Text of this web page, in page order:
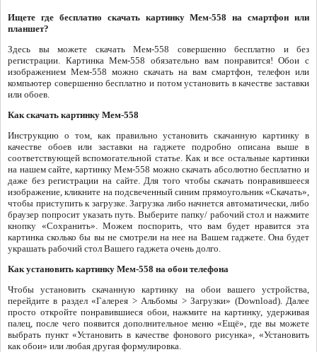
Ищете где бесплатно скачать картинку Мем-558 на смартфон или
планшет?
Здесь вы можете скачать Мем-558 совершенно бесплатно и без
регистрации. Картинка Мем-558 обязательно вам понравится! Обои с
изображением Мем-558 можно скачать на вам смартфон, телефон или
компьютер совершенно бесплатно и потом установить в качестве заставки
или обоев.
Как скачать картинку Мем-558
Инструкцию о том, как правильно установить скачанную картинку в
качестве обоев или заставки на гаджете подробно описана выше в
соответствующей вспомогательной статье. Как и все остальные картинки
на нашем сайте, картинку Мем-558 можно скачать абсолютно бесплатно и
даже без регистрации на сайте. Для того чтобы скачать понравившееся
изображение, кликните на подсвеченный синим прямоугольник «Скачать»,
чтобы приступить к загрузке. Загрузка либо начнется автоматически, либо
браузер попросит указать путь. Выберите папку/ рабочий стол и нажмите
кнопку «Сохранить». Можем поспорить, что вам будет нравится эта
картинка сколько бы вы не смотрели на нее на Вашем гаджете. Она будет
украшать рабочий стол Вашего гаджета очень долго.
Как установить картинку Мем-558 на обои телефона
Чтобы установить скачанную картинку на обои вашего устройства,
перейдите в раздел «Галерея > Альбомы > Загрузки» (Download). Далее
просто откройте понравившиеся обои, нажмите на картинку, удерживая
палец, после чего появится дополнительное меню «Ещё», где вы можете
выбрать пункт «Установить в качестве фонового рисунка», «Установить
как обои» или любая другая формулировка.